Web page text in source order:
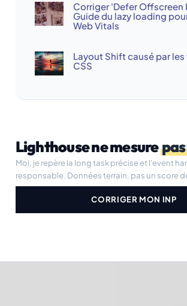
Corriger 'Defer Offscreen
Guide du lazy loading
Web Vitals
Layout Shift causé par
CSS
Lighthouse ne mesure
Moi, je repère la long task précise et l'event
responsable. Données terrain, pas un score
CORRIGER MON INP